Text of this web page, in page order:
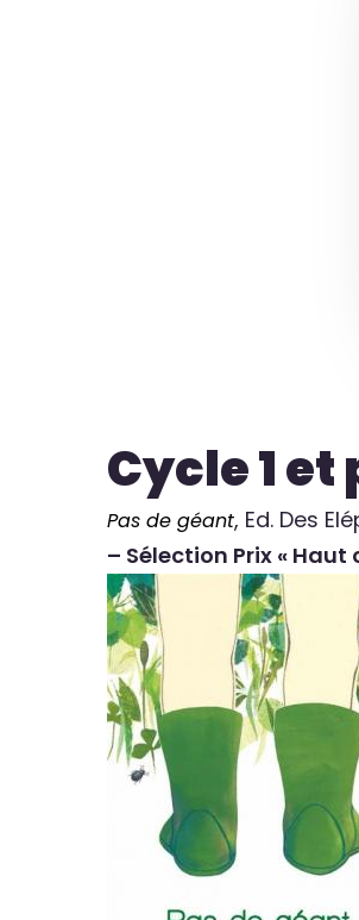
Cycle 1 et
Pas de géant, Ed. Des
– Sélection Prix «